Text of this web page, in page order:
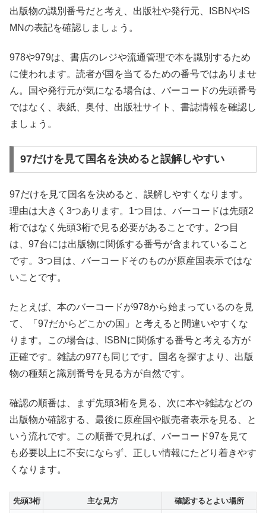
出版物の識別番号だと考え、出版社や発行元、ISBNやIS
MNの表記を確認しましょう。
978や979は、書店のレジや流通管理で本を識別するため
に使われます。読者が国を当てるための番号ではありませ
ん。国や発行元が気になる場合は、バーコードの先頭番号
ではなく、表紙、奥付、出版社サイト、書誌情報を確認し
ましょう。
97だけを見て国名を決めると誤解しやすい
97だけを見て国名を決めると、誤解しやすくなります。
理由は大きく3つあります。1つ目は、バーコードは先頭2
桁ではなく先頭3桁で見る必要があることです。2つ目
は、97台には出版物に関係する番号が含まれていること
です。3つ目は、バーコードそのものが原産国表示ではな
いことです。
たとえば、本のバーコードが978から始まっているのを見
て、「97だからどこかの国」と考えると間違いやすくな
ります。この場合は、ISBNに関係する番号と考える方が
正確です。雑誌の977も同じです。国名を探すより、出版
物の種類と識別番号を見る方が自然です。
確認の順番は、まず先頭3桁を見る、次に本や雑誌などの
出版物か確認する、最後に原産国や販売者表示を見る、と
いう流れです。この順番で見れば、バーコード97を見て
も必要以上に不安にならず、正しい情報にたどり着きやす
くなります。
先頭3桁 主な見方 確認するとよい場所